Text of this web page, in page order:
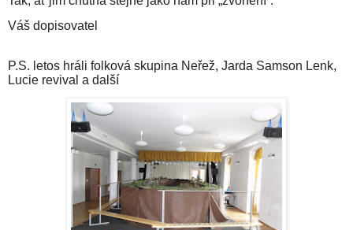
Váš dopisovatel
P.S. letos hráli folková skupina Neřež, Jarda Samson Lenk,
Lucie revival a další